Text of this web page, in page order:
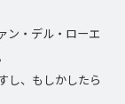
ン・デル・ローエ
し、もしかしたら